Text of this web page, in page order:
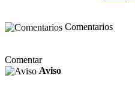
Comentarios
Comentar
Aviso